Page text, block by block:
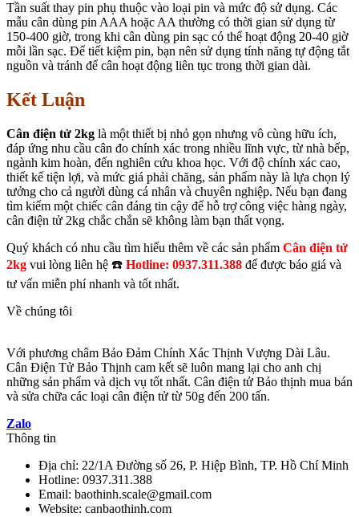
Tần suất thay pin phụ thuộc vào loại pin và mức độ sử dụng. Các
mẫu cân dùng pin AAA hoặc AA thường có thời gian sử dụng từ
150-400 giờ, trong khi cân dùng pin sạc có thể hoạt động 20-40 giờ
mỗi lần sạc. Để tiết kiệm pin, bạn nên sử dụng tính năng tự động tắt
nguồn và tránh để cân hoạt động liên tục trong thời gian dài.
Kết Luận
Cân điện tử 2kg là một thiết bị nhỏ gọn nhưng vô cùng hữu ích,
đáp ứng nhu cầu cân đo chính xác trong nhiều lĩnh vực, từ nhà bếp,
ngành kim hoàn, đến nghiên cứu khoa học. Với độ chính xác cao,
thiết kế tiện lợi, và mức giá phải chăng, sản phẩm này là lựa chọn lý
tưởng cho cả người dùng cá nhân và chuyên nghiệp. Nếu bạn đang
tìm kiếm một chiếc cân đáng tin cậy để hỗ trợ công việc hàng ngày,
cân điện tử 2kg chắc chắn sẽ không làm bạn thất vọng.
Quý khách có nhu cầu tìm hiểu thêm về các sản phẩm Cân điện tử
2kg vui lòng liên hệ ☎️ Hotline: 0937.311.388 để được báo giá và
tư vấn miễn phí nhanh và tốt nhất.
Về chúng tôi
Với phương châm Bảo Đảm Chính Xác Thịnh Vượng Dài Lâu.
Cân Điện Tử Bảo Thịnh cam kết sẽ luôn mang lại cho anh chị
những sản phẩm và dịch vụ tốt nhất. Cân điện tử Bảo thịnh mua bán
và sửa chữa các loại cân điện tử từ 50g đến 200 tấn.
Zalo
Thông tin
Địa chỉ: 22/1A Đường số 26, P. Hiệp Bình, TP. Hồ Chí Minh
Hotline: 0937.311.388
Email: baothinh.scale@gmail.com
Website: canbaothinh.com